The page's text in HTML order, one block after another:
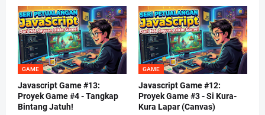
GAME
Javascript Game #13:
Proyek Game #4 - Tangkap
Bintang Jatuh!
GAME
Javascript Game #12:
Proyek Game #3 - Si Kura-
Kura Lapar (Canvas)